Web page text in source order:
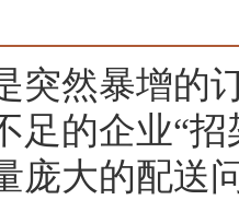
然暴增的
足的企业“招
庞大的配送